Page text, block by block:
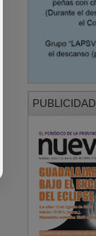
PUBLICIDAD